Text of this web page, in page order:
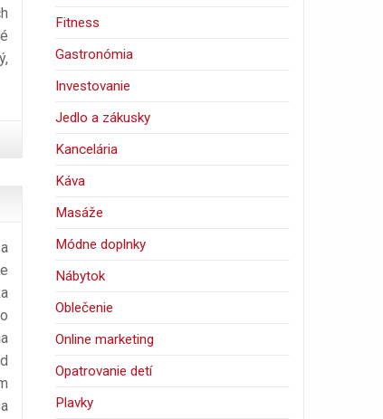
Fitness
Gastronómia
Investovanie
Jedlo a zákusky
Kancelária
Káva
Masáže
Módne doplnky
Nábytok
Oblečenie
Online marketing
Opatrovanie detí
Plavky